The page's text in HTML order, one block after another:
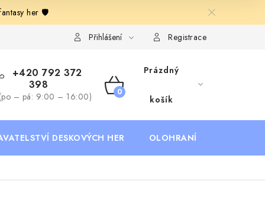
her 🛡️
Deskoherní kluby, DDM, knihovny a jiné zájmové organizace
Přihlášení Registrace
+420 792 372
398
– pá: 9:00 – 16:00)
NÁKUPNÍ
Prázdný
košík
DESKOVÝCH HER OLOHRANÍ